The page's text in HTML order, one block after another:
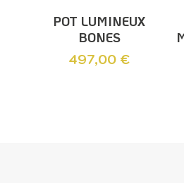
Ajouter Au
Panier
POT LUMINEUX
BONES
497,00 €